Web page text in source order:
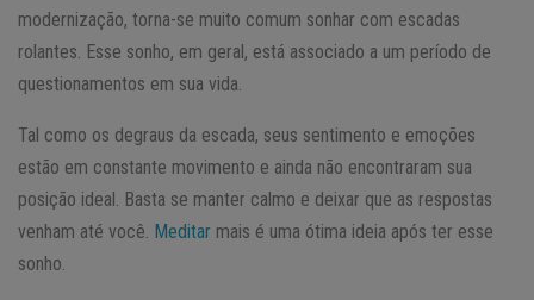
modernização, torna-se muito comum sonhar com escadas
rolantes. Esse sonho, em geral, está associado a um período de
questionamentos em sua vida.
Tal como os degraus da escada, seus sentimento e emoções
estão em constante movimento e ainda não encontraram sua
posição ideal. Basta se manter calmo e deixar que as respostas
venham até você. Meditar mais é uma ótima ideia após ter esse
sonho.